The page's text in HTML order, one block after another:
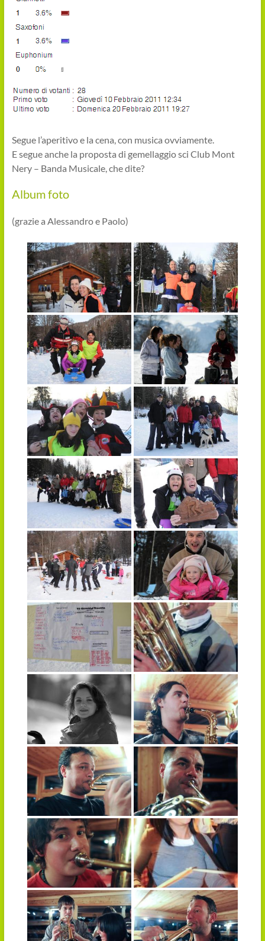
Segue l’aperitivo e la cena, con musica ovviamente.
E segue anche la proposta di gemellaggio sci Club Mont
Nery – Banda Musicale, che dite?
Album foto
(grazie a Alessandro e Paolo)